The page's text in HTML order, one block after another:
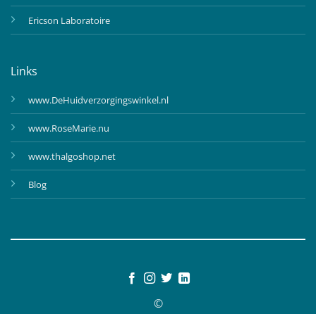
Ericson Laboratoire
Links
www.DeHuidverzorgingswinkel.nl
www.RoseMarie.nu
www.thalgoshop.net
Blog
©